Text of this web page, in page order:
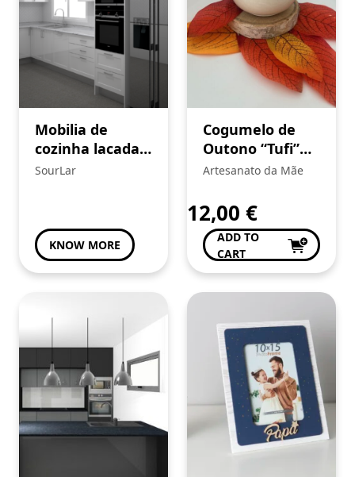
Mobilia de
cozinha lacada,
Sourlar
SourLar
KNOW MORE
Cogumelo de
Outono “Tufi”
(Cópia)
Artesanato da Mãe
12,00 €
ADD TO
CART